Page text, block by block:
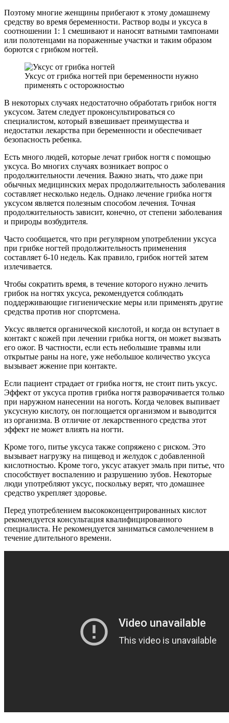
Поэтому многие женщины прибегают к этому домашнему
средству во время беременности. Раствор воды и уксуса в
соотношении 1: 1 смешивают и наносят ватными тампонами
или полотенцами на пораженные участки и таким образом
борются с грибком ногтей.
Уксус от грибка ногтей при беременности нужно
применять с осторожностью
В некоторых случаях недостаточно обработать грибок ногтя
уксусом. Затем следует проконсультироваться со
специалистом, который взвешивает преимущества и
недостатки лекарства при беременности и обеспечивает
безопасность ребенка.
Есть много людей, которые лечат грибок ногтя с помощью
уксуса. Во многих случаях возникает вопрос о
продолжительности лечения. Важно знать, что даже при
обычных медицинских мерах продолжительность заболевания
составляет несколько недель. Однако лечение грибка ногтя
уксусом является полезным способом лечения. Точная
продолжительность зависит, конечно, от степени заболевания
и природы возбудителя.
Часто сообщается, что при регулярном употреблении уксуса
при грибке ногтей продолжительность применения
составляет 6-10 недель. Как правило, грибок ногтей затем
излечивается.
Чтобы сократить время, в течение которого нужно лечить
грибок на ногтях уксуса, рекомендуется соблюдать
поддерживающие гигиенические меры или применять другие
средства против ног спортсмена.
Уксус является органической кислотой, и когда он вступает в
контакт с кожей при лечении грибка ногтя, он может вызвать
его ожог. В частности, если есть небольшие травмы или
открытые раны на ноге, уже небольшое количество уксуса
вызывает жжение при контакте.
Если пациент страдает от грибка ногтя, не стоит пить уксус.
Эффект от уксуса против грибка ногтя разворачивается только
при наружном нанесении на ноготь. Когда человек выпивает
уксусную кислоту, он поглощается организмом и выводится
из организма. В отличие от лекарственного средства этот
эффект не может влиять на ногти.
Кроме того, питье уксуса также сопряжено с риском. Это
вызывает нагрузку на пищевод и желудок с добавленной
кислотностью. Кроме того, уксус атакует эмаль при питье, что
способствует воспалению и разрушению зубов. Некоторые
люди употребляют уксус, поскольку верят, что домашнее
средство укрепляет здоровье.
Перед употреблением высококонцентрированных кислот
рекомендуется консультация квалифицированного
специалиста. Не рекомендуется заниматься самолечением в
течение длительного времени.